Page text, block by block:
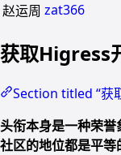
赵运周 zat366
获取Higress
Section titled “获
头衔本身是一种荣
社区的地位都是平等